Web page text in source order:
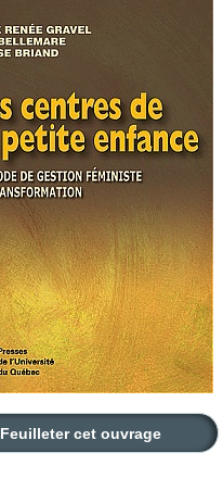
Feuilleter cet ouvrage